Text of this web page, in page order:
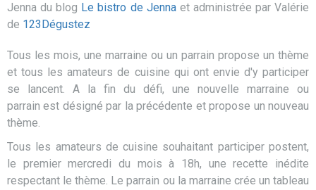
Jenna du blog Le bistro de Jennaet administrée par Valérie
de 123Dégustez
Tous les mois, une marraine ou un parrain propose un thème
et tous les amateurs de cuisine qui ont envie d'y participer
se lancent. A la fin du défi, une nouvelle marraine ou
parrain est désigné par la précédente et propose un nouveau
thème.
Tous les amateurs de cuisine souhaitant participer postent,
le premier mercredi du mois à 18h, une recette inédite
respectant le thème. Le parrain ou la marraine crée un tableau